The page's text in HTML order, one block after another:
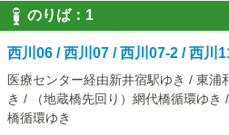
のりば： 1
1
西川06 / 西川07 / 西川07-2 / 西川
医療センター経由新井宿駅ゆき / 東浦
き / （地蔵橋先回り）網代橋循環ゆき
橋循環ゆき